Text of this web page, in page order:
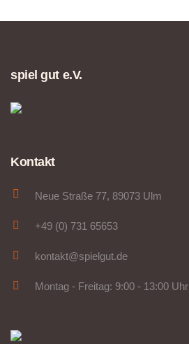
spiel gut e.V.
Kontakt
Neue Straße 77, 89073 Ulm
+49 (0) 731 65653
kontakt@spielgut.de
Montag - Freitag: 9:00 - 13:00 Uhr